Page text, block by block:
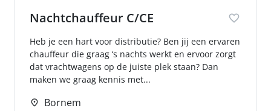
Nachtchauffeur C/CE
Heb je een hart voor distributie? Ben jij een ervaren
chauffeur die graag ‘s nachts werkt en ervoor zorgt
dat vrachtwagens op de juiste plek staan? Dan
maken we graag kennis met...
Bornem